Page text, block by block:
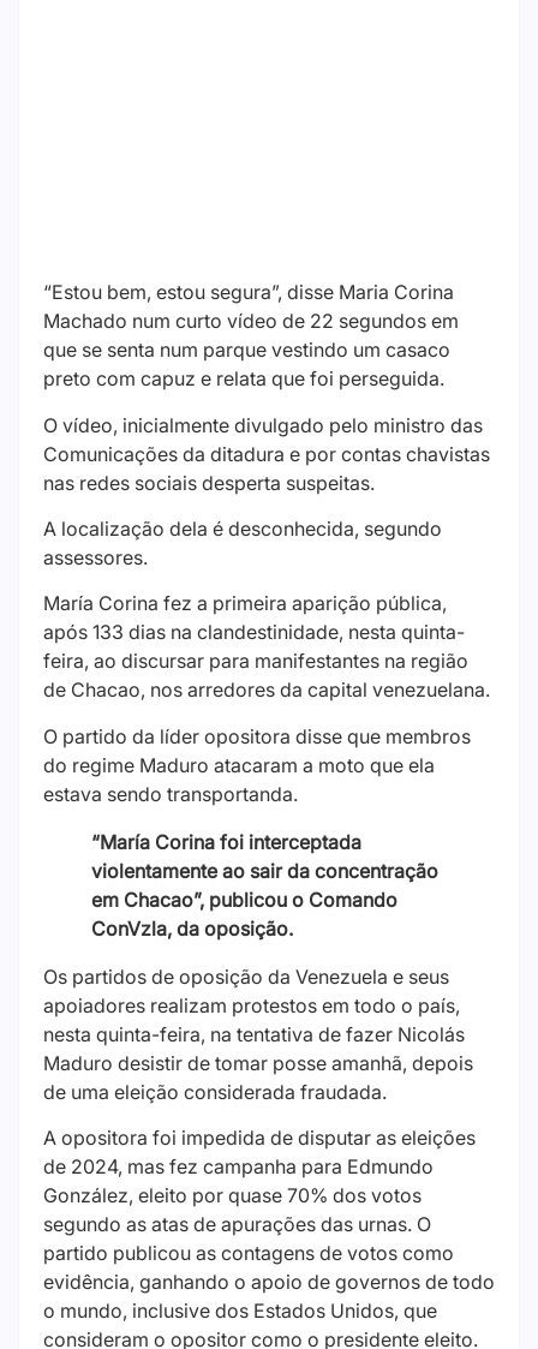
“Estou bem, estou segura”, disse Maria Corina
Machado num curto vídeo de 22 segundos em
que se senta num parque vestindo um casaco
preto com capuz e relata que foi perseguida.
O vídeo, inicialmente divulgado pelo ministro das
Comunicações da ditadura e por contas chavistas
nas redes sociais desperta suspeitas.
A localização dela é desconhecida, segundo
assessores.
María Corina fez a primeira aparição pública,
após 133 dias na clandestinidade, nesta quinta-
feira, ao discursar para manifestantes na região
de Chacao, nos arredores da capital venezuelana.
O partido da líder opositora disse que membros
do regime Maduro atacaram a moto que ela
estava sendo transportanda.
“María Corina foi interceptada
violentamente ao sair da concentração
em Chacao”, publicou o Comando
ConVzla, da oposição.
Os partidos de oposição da Venezuela e seus
apoiadores realizam protestos em todo o país,
nesta quinta-feira, na tentativa de fazer Nicolás
Maduro desistir de tomar posse amanhã, depois
de uma eleição considerada fraudada.
A opositora foi impedida de disputar as eleições
de 2024, mas fez campanha para Edmundo
González, eleito por quase 70% dos votos
segundo as atas de apurações das urnas. O
partido publicou as contagens de votos como
evidência, ganhando o apoio de governos de todo
o mundo, inclusive dos Estados Unidos, que
consideram o opositor como o presidente eleito.